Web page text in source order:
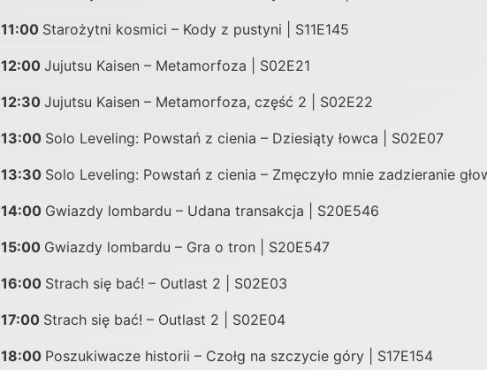
11:00 Starożytni kosmici – Kody z pustyni | S11E145
12:00 Jujutsu Kaisen – Metamorfoza | S02E21
12:30 Jujutsu Kaisen – Metamorfoza, część 2 | S02E22
13:00 Solo Leveling: Powstań z cienia – Dziesiąty łowca | S02E07
13:30 Solo Leveling: Powstań z cienia – Zmęczyło mnie zadzieranie
14:00 Gwiazdy lombardu – Udana transakcja | S20E546
15:00 Gwiazdy lombardu – Gra o tron | S20E547
16:00 Strach się bać! – Outlast 2 | S02E03
17:00 Strach się bać! – Outlast 2 | S02E04
18:00 Poszukiwacze historii – Czołg na szczycie góry | S17E154